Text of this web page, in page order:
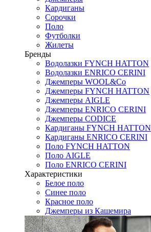
Кардиганы
Сорочки
Поло
Футболки
Жилеты
Бренды
Водолазки FYNCH HATTON
Водолазки ENRICO CERINI
Джемперы WOOL&Co
Джемперы FYNCH HATTON
Джемперы AIGLE
Джемперы ENRICO CERINI
Джемперы CODICE
Кардиганы FYNCH HATTON
Кардиганы ENRICO CERINI
Поло FYNCH HATTON
Поло AIGLE
Поло ENRICO CERINI
Характеристики
Белое поло
Синее поло
Красное поло
Джемперы из Кашемира